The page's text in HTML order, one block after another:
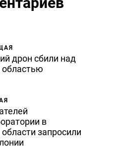
дрон сбили над
областью
в
запросили